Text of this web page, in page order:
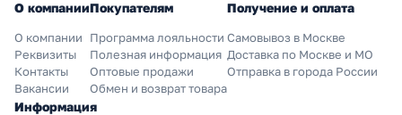
О компании
О компании
Реквизиты
Контакты
Вакансии
Покупателям
Программа лояльности
Полезная информация
Оптовые продажи
Обмен и возврат товара
Получение и оплата
Самовывоз в Москве
Доставка по Москве и МО
Отправка в города России
Информация